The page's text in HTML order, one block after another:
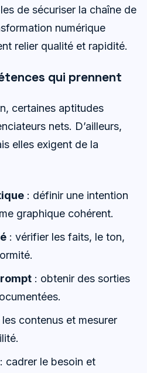
de sécuriser la chaîne de
numérique
relier qualité et rapidité.
qui prennent
certaines aptitudes
nets. D’ailleurs,
elles exigent de la
: définir une intention
graphique cohérent.
: vérifier les faits, le ton,
: obtenir des sorties
contenus et mesurer
cadrer le besoin et